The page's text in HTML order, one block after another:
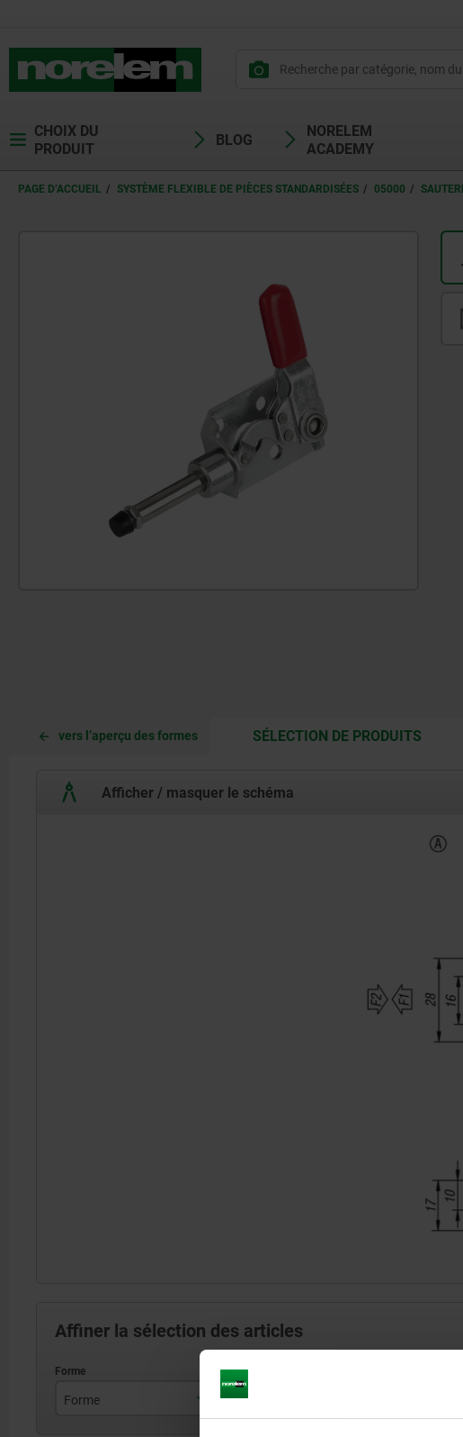
CHOIX DU
PRODUIT
BLOG
NORELEM
ACADEMY
PAGE D’ACCUEIL SYSTÈME FLEXIBLE DE PIÈCES STANDARDISÉES 05000
vers l’aperçu des formes SÉLECTION DE PRODUITS
Afficher / masquer le schéma
Affiner la sélection des articles
Forme Course S